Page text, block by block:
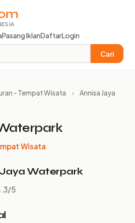
Pasang IklanDaftarLogin
Cari
- Tempat Wisata ›
Annisa Jaya
Wisata
Waterpark
5